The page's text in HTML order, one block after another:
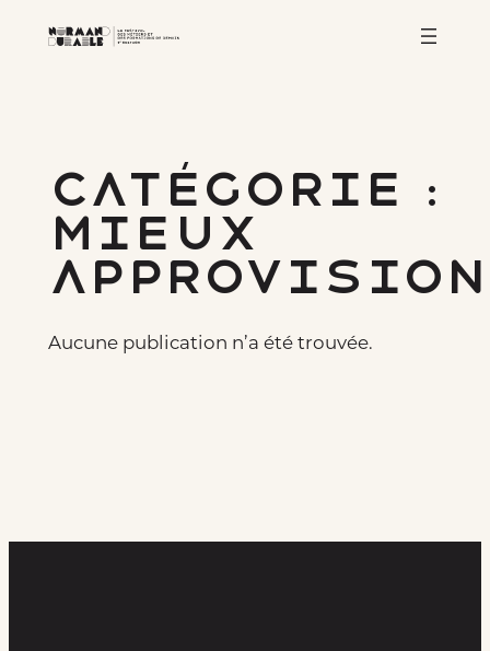
Aller
Catégorie :
Mieux
Aucune publication n’a été trouvée.